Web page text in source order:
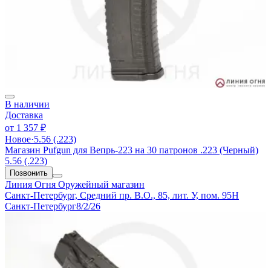
В наличии
Доставка
от 1 357 ₽
Новое·5.56 (.223)
Магазин Pufgun для Вепрь-223 на 30 патронов .223 (Черный)
5.56 (.223)
Позвонить
Линия Огня Оружейный магазин
Санкт-Петербург, Средний пр. В.О., 85, лит. У, пом. 95Н
Санкт-Петербург8/2/26